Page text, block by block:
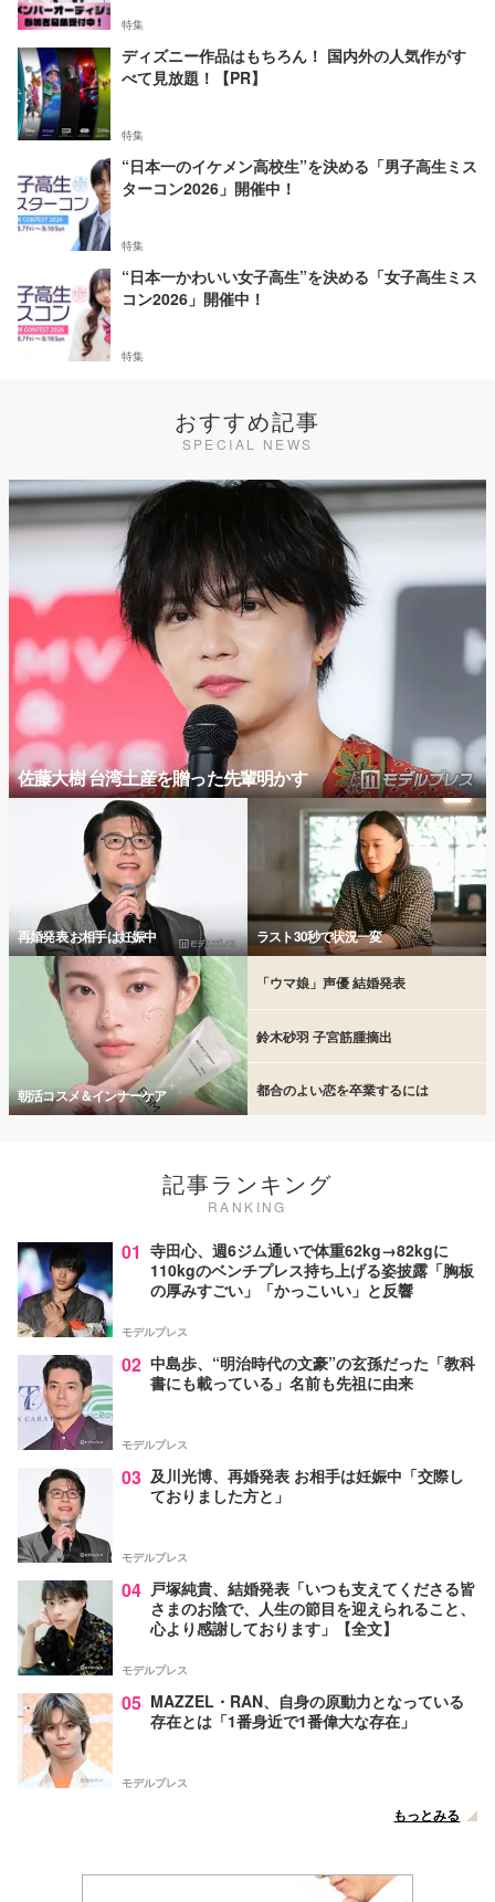
特集
ディズニー作品はもちろん！ 国内外の人気作がす
べて見放題！【PR】
特集
“日本一のイケメン高校生”を決める「男子高生ミス
ターコン2026」開催中！
特集
“日本一かわいい女子高生”を決める「女子高生ミス
コン2026」開催中！
特集
おすすめ記事
SPECIAL NEWS
佐藤大樹 台湾土産を贈った先輩明かす
再婚発表 お相手は妊娠中 ラスト30秒で状況一変
朝活コスメ＆インナーケア
「ウマ娘」声優 結婚発表
鈴木砂羽 子宮筋腫摘出
都合のよい恋を卒業するには
記事ランキング
RANKING
01 寺田心、週6ジム通いで体重62kg→82kgに
110kgのベンチプレス持ち上げる姿披露「胸板
の厚みすごい」「かっこいい」と反響
モデルプレス
02 中島歩、“明治時代の文豪”の玄孫だった「教科
書にも載っている」名前も先祖に由来
モデルプレス
03 及川光博、再婚発表 お相手は妊娠中「交際し
ておりました方と」
モデルプレス
04 戸塚純貴、結婚発表「いつも支えてくださる皆
さまのお陰で、人生の節目を迎えられること、
心より感謝しております」【全文】
モデルプレス
05 MAZZEL・RAN、自身の原動力となっている
存在とは「1番身近で1番偉大な存在」
モデルプレス
もっとみる